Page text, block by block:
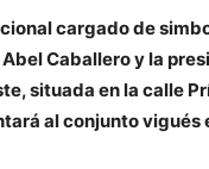
cargado de
Caballero y la
situada en la calle
al conjunto vigués